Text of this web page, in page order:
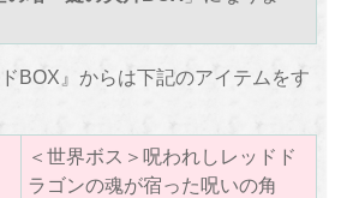
BOX』からは下記のアイテムをす
＜世界ボス＞呪われしレッドド
ラゴンの魂が宿った呪いの角